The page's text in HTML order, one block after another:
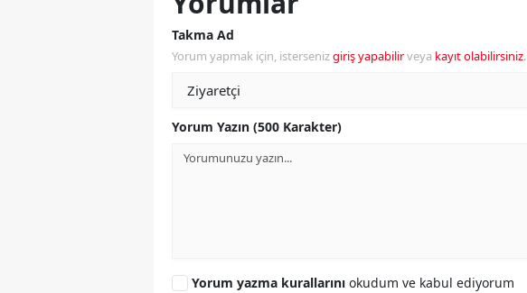
Takma Ad
Yorum yapmak için, istersenizgiriş yapabilirveya kayıt olabilirsiniz.
Yorum Yazın (500 Karakter)
Yorum yazma kurallarını okudum ve kabul ediyorum